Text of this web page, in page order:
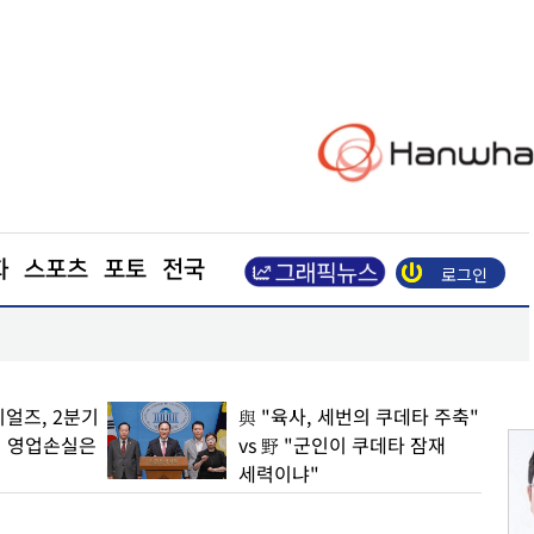
스포츠 포토 전국 로그인
즈, 2분기
업손실은
與 "육사, 세번의 쿠데타 주축"
vs 野 "군인이 쿠데타 잠재
세력이냐"